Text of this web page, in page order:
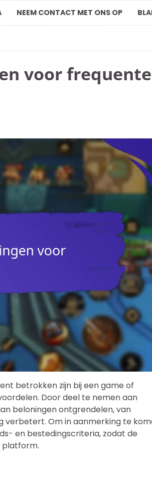
NEEM CONTACT MET ONS OP
voor frequente
betrokken zijn bij een game of
Door deel te nemen aan
beloningen ontgrendelen, van
verbetert. Om in aanmerking te
en bestedingscriteria, zodat de
platform.